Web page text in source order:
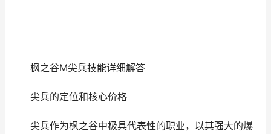
枫之谷M尖兵技能详细解答
尖兵的定位和核心价格
尖兵作为枫之谷中极具代表性的职业，以其强大的爆